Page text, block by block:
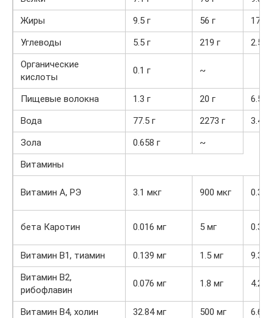
Жиры
9.5 г 56 г
17%
Углеводы
5.5 г 219 г
2.5%
Органические
кислоты
0.1 г ~
Пищевые волокна 1.3 г 20 г
6.5%
Вода
77.5 г 2273 г
3.4%
Зола
0.658 г
~
Витамины
Витамин А, РЭ 3.1 мкг 900 мкг 0.3%
бета Каротин 0.016 мг 5 мг 0.3%
Витамин В1, тиамин 0.139 мг 1.5 мг
9.3%
Витамин В2,
рибофлавин
0.076 мг 1.8 мг 4.2%
Витамин В4, холин 32.84 мг 500 мг
6.6%